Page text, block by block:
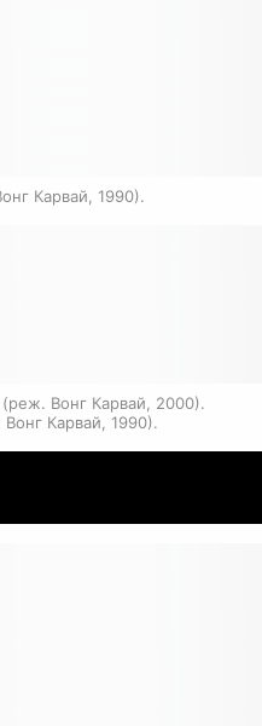
Карвай, 1990).
Вонг Карвай, 2000).
Карвай, 1990).